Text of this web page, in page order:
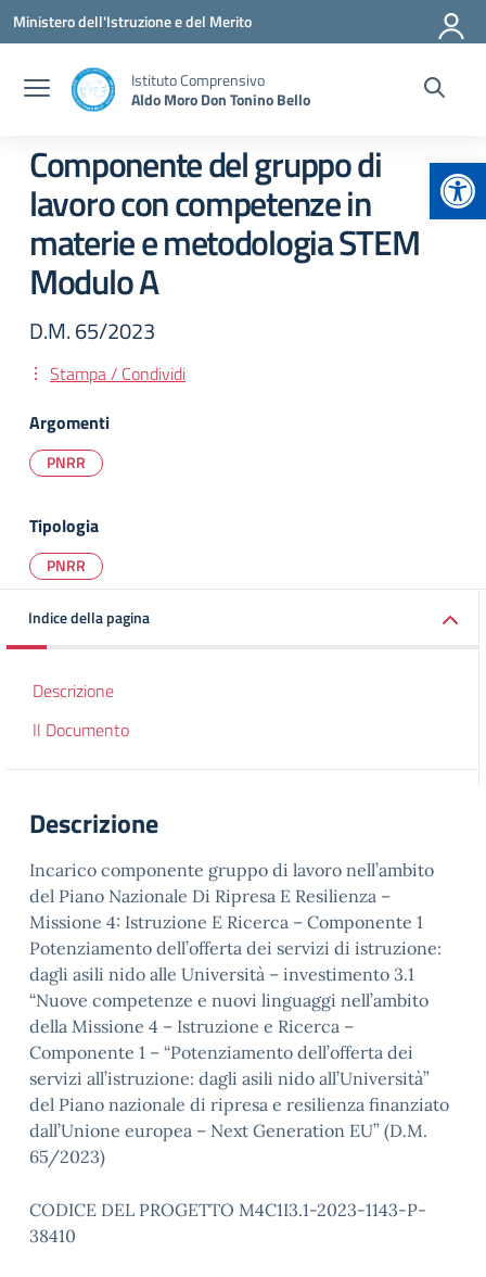
Vai ai contenuti
Vai al menu di navigazione
Vai al footer
Ministero dell'Istruzione e del Merito
Istituto Comprensivo
Aldo Moro Don Tonino Bello
Componente del gruppo di
lavoro con competenze in
materie e metodologia STEM
Modulo A
D.M. 65/2023
Stampa / Condividi
Argomenti
PNRR
Tipologia
PNRR
Indice della pagina
Descrizione
Il Documento
Descrizione
Incarico componente gruppo di lavoro nell’ambito
del Piano Nazionale Di Ripresa E Resilienza –
Missione 4: Istruzione E Ricerca – Componente 1
Potenziamento dell’offerta dei servizi di istruzione:
dagli asili nido alle Università – investimento 3.1
“Nuove competenze e nuovi linguaggi nell’ambito
della Missione 4 – Istruzione e Ricerca –
Componente 1 – “Potenziamento dell’offerta dei
servizi all’istruzione: dagli asili nido all’Università”
del Piano nazionale di ripresa e resilienza finanziato
dall’Unione europea – Next Generation EU” (D.M.
65/2023)
CODICE DEL PROGETTO M4C1I3.1-2023-1143-P-
38410